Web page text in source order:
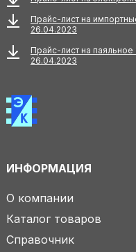
Прайс-лист на
26.04.2023
Прайс-лист на
26.04.2023
ИНФОРМАЦИЯ
О компании
Каталог товаров
Справочник